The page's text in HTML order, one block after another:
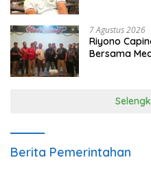
7 Agustus 2026
Riyono
Bersama
Berita Pemerintahan